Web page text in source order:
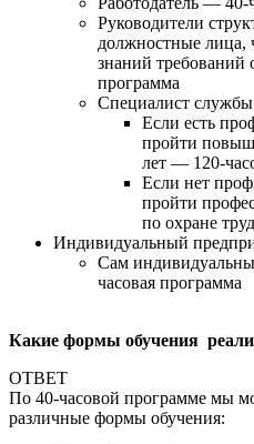
Руководители
должностные лица,
знаний требований
программа
Специалист службы
Если есть
пройти
лет — 120-
Если нет
пройти
по охране
Индивидуальный
Сам
часовая программа
Какие формы обучения
ОТВЕТ
По 40-часовой программе мы
различные формы обучения: